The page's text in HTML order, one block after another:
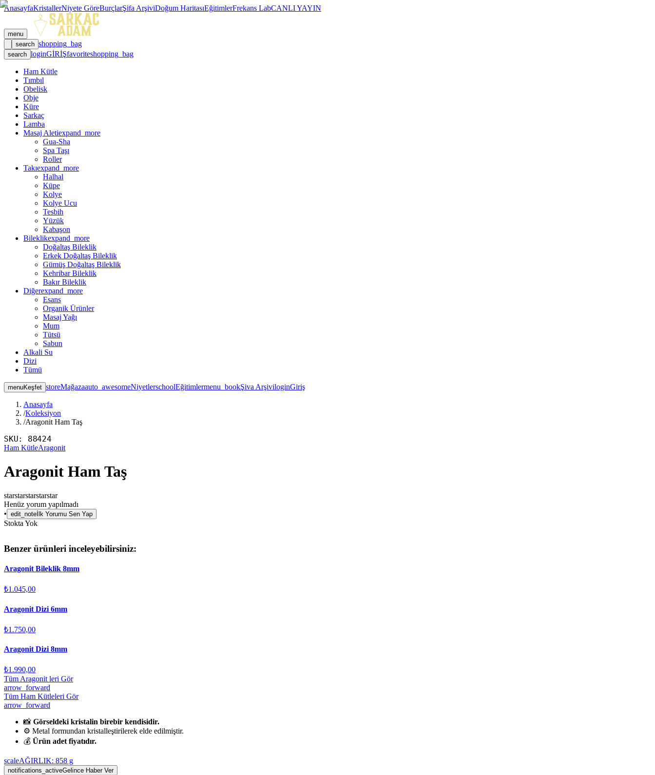
AnasayfaKristallerNiyete GöreBurçlarŞifa ArşiviDoğum HaritasıEğitimlerFrekans LabCANLI YAYIN
menu
search shopping_bag
search loginGİRİŞfavoriteshopping_bag
Ham Kütle
Tımbıl
Obelisk
Obje
Küre
Sarkaç
Lamba
Masaj Aletiexpand_more
Gua-Sha
Spa Taşı
Roller
Takıexpand_more
Halhal
Küpe
Kolye
Kolye Ucu
Tesbih
Yüzük
Kabaşon
Bileklikexpand_more
Doğaltaş Bileklik
Erkek Doğaltaş Bileklik
Gümüş Doğaltaş Bileklik
Kehribar Bileklik
Bakır Bileklik
Diğerexpand_more
Esans
Organik Ürünler
Masaj Yağı
Mum
Tütsü
Sabun
Alkali Su
Dizi
Tümü
menuKeşfet storeMağazaauto_awesomeNiyetlerschoolEğitimlermenu_bookŞiva ArşiviloginGiriş
Anasayfa
/Koleksiyon
/Aragonit Ham Taş
SKU: 88424
Ham KütleAragonit
Aragonit Ham Taş
starstarstarstarstar
Henüz yorum yapılmadı
• edit_note İlk Yorumu Sen Yap
Stokta Yok
Benzer ürünleri inceleyebilirsiniz:
Aragonit Bileklik 8mm
₺1.045,00
Aragonit Dizi 6mm
₺1.750,00
Aragonit Dizi 8mm
₺1.990,00
Tüm Aragonit leri Gör
arrow_forward
Tüm Ham Kütleleri Gör
arrow_forward
📸 Görseldeki kristalin birebir kendisidir.
⚙️ Metal formundan kristalleştirilerek elde edilmiştir.
💰 Ürün adet fiyatıdır.
scaleAĞIRLIK: 858 g
notifications_activeGelince Haber Ver